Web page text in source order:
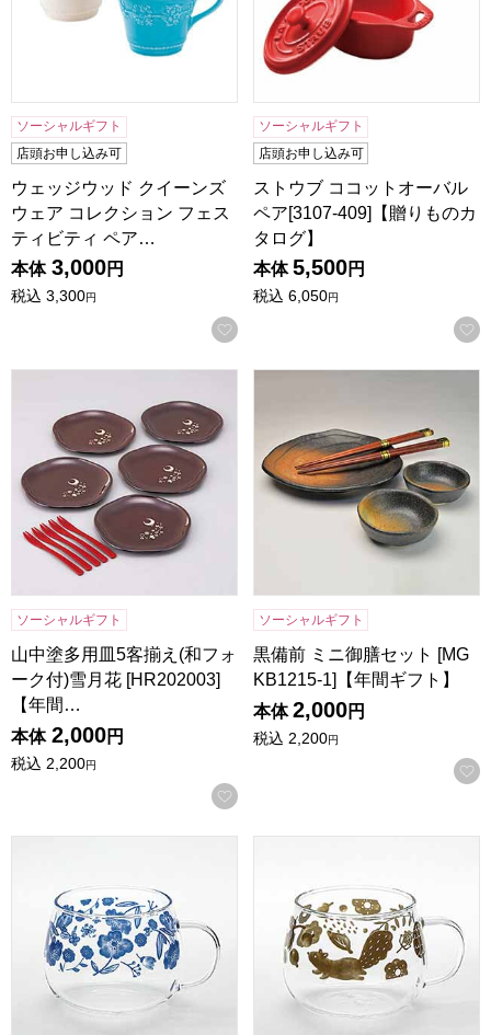
ソーシャルギフト
店頭お申し込み可
ウェッジウッド クイーンズ
ウェア コレクション フェス
ティビティ ペア…
本体 3,000円
税込 3,300円
お気に入りに登録する
ソーシャルギフト
店頭お申し込み可
ストウブ ココットオーバル
ペア[3107-409]【贈りものカ
タログ】
本体 5,500円
税込 6,050円
ソーシャルギフト
山中塗多用皿5客揃え(和フォ
ーク付)雪月花 [HR202003]
【年間…
本体 2,000円
税込 2,200円
お気に入りに登録する
ソーシャルギフト
黒備前 ミニ御膳セット [MG
KB1215-1]【年間ギフト】
本体 2,000円
税込 2,200円